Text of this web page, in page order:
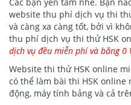
website thu phí dịch vụ thi
và càng xa càng tốt, bởi vì
thu phí dịch vụ thi thử HSK
dịch vụ đều miễn phí và bằng 0
Website thi thử HSK online
có thể làm bài thi HSK
động, máy tính bảng và cả